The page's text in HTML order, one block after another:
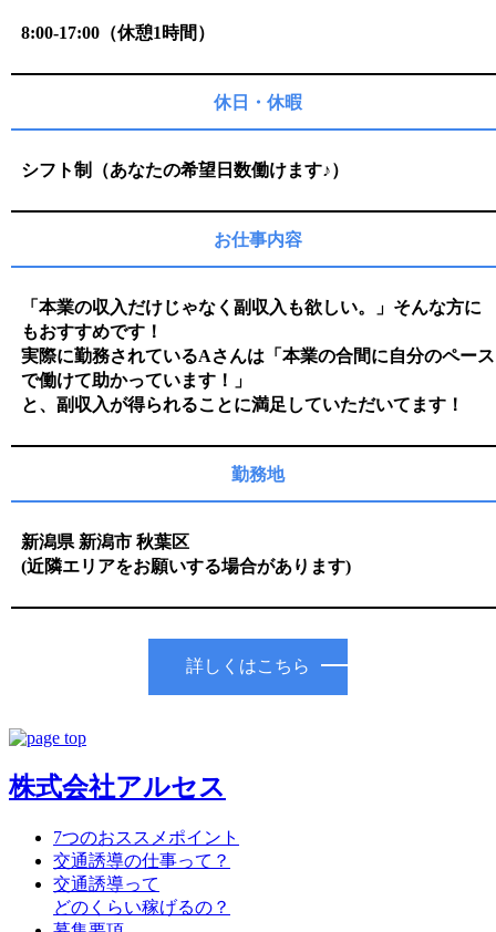
8:00-17:00（休憩1時間）
休日・休暇
シフト制（あなたの希望日数働けます♪）
お仕事内容
「本業の収入だけじゃなく副収入も欲しい。」そんな方に
もおすすめです！
実際に勤務されているAさんは「本業の合間に自分のペース
で働けて助かっています！」
と、副収入が得られることに満足していただいてます！
勤務地
新潟県 新潟市 秋葉区
(近隣エリアをお願いする場合があります)
詳しくはこちら
株式会社アルセス
7つのおススメポイント
交通誘導の仕事って？
交通誘導って
どのくらい稼げるの？